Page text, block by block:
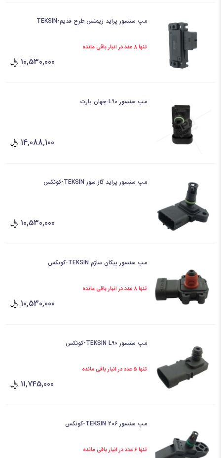
مپ سنسور پراید زیمنس طرح قدیم-TEKSIN
تنها 8 عدد در انبار باقی مانده
10,530,000
مپ سنسور L90-جهان پارت
14,088,100
مپ سنسور پراید گاز سوز TEKSIN-کونکس
10,530,000
مپ سنسور پیکان ساژم TEKSIN-کونکس
تنها 8 عدد در انبار باقی مانده
10,530,000
مپ سنسور TEKSIN L90-کونکس
تنها 5 عدد در انبار باقی مانده
11,745,000
مپ سنسور TEKSIN 206-کونکس
تنها 6 عدد در انبار باقی مانده